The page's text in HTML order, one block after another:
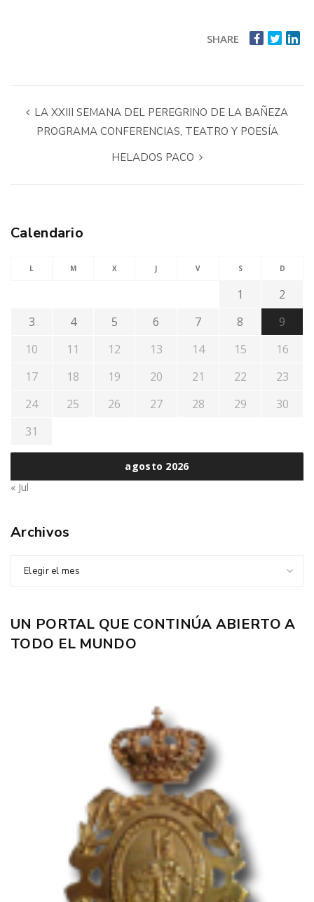
SHARE
LA XXIII SEMANA DEL PEREGRINO DE LA BAÑEZA
PROGRAMA CONFERENCIAS, TEATRO Y POESÍA
HELADOS PACO
Calendario
agosto 2026
L M X J V S D
1
2
3
4 5 6 7 8
9
10
11 12 13 14 15
16
17
18 19 20 21 22
23
24
25 26 27 28 29
30
31
« Jul
Archivos
Elegir el mes
UN PORTAL QUE CONTINÚA ABIERTO A
TODO EL MUNDO